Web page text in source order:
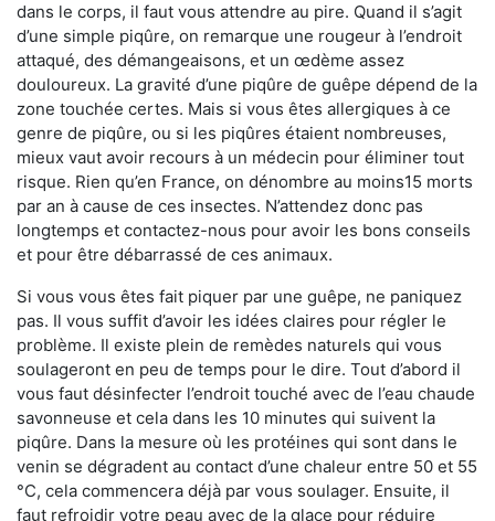
dans le corps, il faut vous attendre au pire. Quand il s’agit
d’une simple piqûre, on remarque une rougeur à l’endroit
attaqué, des démangeaisons, et un œdème assez
douloureux. La gravité d’une piqûre de guêpe dépend de la
zone touchée certes. Mais si vous êtes allergiques à ce
genre de piqûre, ou si les piqûres étaient nombreuses,
mieux vaut avoir recours à un médecin pour éliminer tout
risque. Rien qu’en France, on dénombre au moins15 morts
par an à cause de ces insectes. N’attendez donc pas
longtemps et contactez-nous pour avoir les bons conseils
et pour être débarrassé de ces animaux.
Si vous vous êtes fait piquer par une guêpe, ne paniquez
pas. Il vous suffit d’avoir les idées claires pour régler le
problème. Il existe plein de remèdes naturels qui vous
soulageront en peu de temps pour le dire. Tout d’abord il
vous faut désinfecter l’endroit touché avec de l’eau chaude
savonneuse et cela dans les 10 minutes qui suivent la
piqûre. Dans la mesure où les protéines qui sont dans le
venin se dégradent au contact d’une chaleur entre 50 et 55
°C, cela commencera déjà par vous soulager. Ensuite, il
faut refroidir votre peau avec de la glace pour réduire